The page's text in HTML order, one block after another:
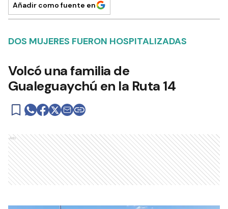
Añadir como fuente en
DOS MUJERES FUERON HOSPITALIZADAS
Volcó una familia de
Gualeguaychú en la Ruta 14
Ads